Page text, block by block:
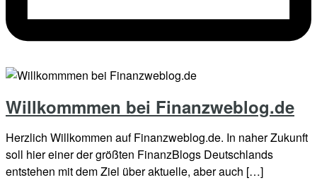
Willkommmen bei Finanzweblog.de
Herzlich Willkommen auf Finanzweblog.de. In naher Zukunft
soll hier einer der größten FinanzBlogs Deutschlands
entstehen mit dem Ziel über aktuelle, aber auch […]